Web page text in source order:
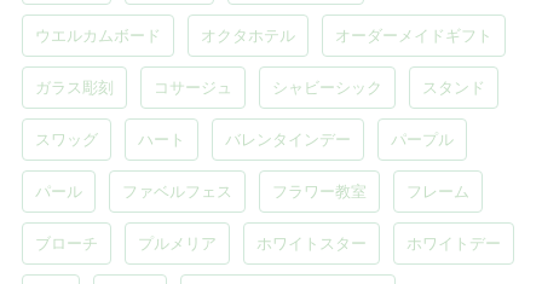
ウエルカムボード オクタホテル オーダーメイドギフト
ガラス彫刻 コサージュ シャビーシック スタンド
スワッグ ハート バレンタインデー パープル
パール ファベルフェス フラワー教室 フレーム
ブローチ プルメリア ホワイトスター ホワイトデー